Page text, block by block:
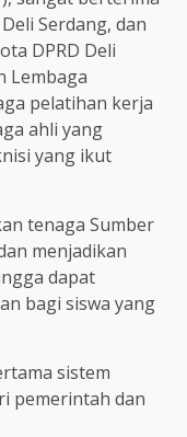
Serdang, dan
DPRD Deli
Lembaga
pelatihan kerja
ahli yang
yang ikut
tenaga Sumber
menjadikan
dapat
bagi siswa yang
sistem
pemerintah dan